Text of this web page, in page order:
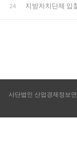
24 지방자치단체 입
사단법인 산업경제정보